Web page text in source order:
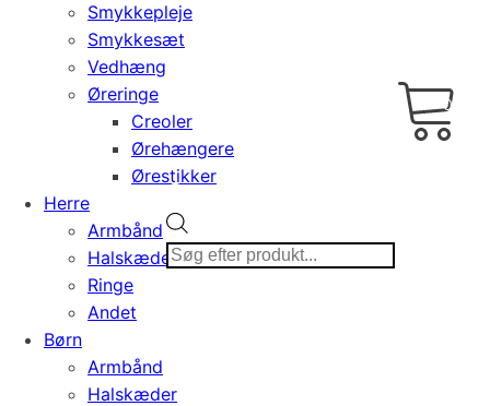
Smykkepleje
Smykkesæt
Vedhæng
Øreringe
Creoler
Ørehængere
Ørestikker
Herre
Armbånd
Halskæder
Ringe
Andet
Børn
Armbånd
Halskæder
search
0,00